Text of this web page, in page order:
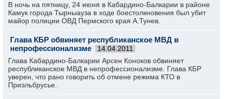
В ночь на пятницу, 24 июня в Кабардино-Балкарии в районе
Камук города Тырныауза в ходе боестолкновения был убит
майор полиции ОВД Пермского края А.Тунев.
Глава КБР обвиняет республиканское МВД в
непрофессионализме
14.04.2011
Глава Кабардино-Балкарии Арсен Коноков обвиняет
республиканское МВД в непрофессионализме. Глава КБР
уверен, что рано говорить об отмене режима КТО в
Приэльбрусье.